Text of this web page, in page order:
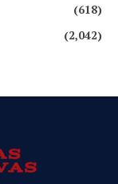
(618)
(2,042)